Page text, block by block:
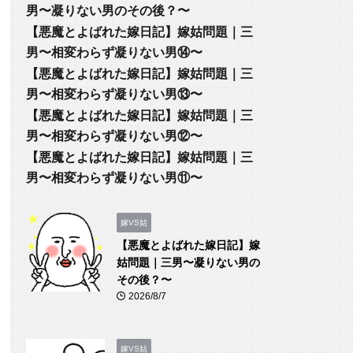
男〜凝りない男のその後？〜
【悪魔とよばれた嫁日記】嫁姑問題｜三
男〜相変わらず凝りない男⑭〜
【悪魔とよばれた嫁日記】嫁姑問題｜三
男〜相変わらず凝りない男⑬〜
【悪魔とよばれた嫁日記】嫁姑問題｜三
男〜相変わらず凝りない男⑫〜
【悪魔とよばれた嫁日記】嫁姑問題｜三
男〜相変わらず凝りない男⑪〜
嫁VS姑
【悪魔とよばれた嫁日記】嫁
姑問題｜三男〜凝りない男の
その後？〜
2026/8/7
嫁VS姑